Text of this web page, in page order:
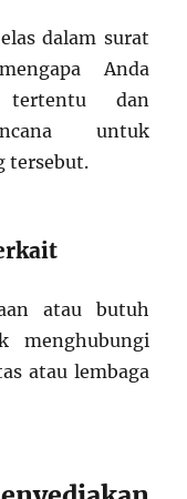
dalam surat
Anda
dan
untuk
tersebut.
atau butuh
menghubungi
atau lembaga